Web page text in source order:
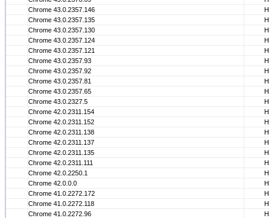
Chrome 43.0.2357.146
Chrome 43.0.2357.135
Chrome 43.0.2357.130
Chrome 43.0.2357.124
Chrome 43.0.2357.121
Chrome 43.0.2357.93
Chrome 43.0.2357.92
Chrome 43.0.2357.81
Chrome 43.0.2357.65
Chrome 43.0.2327.5
Chrome 42.0.2311.154
Chrome 42.0.2311.152
Chrome 42.0.2311.138
Chrome 42.0.2311.137
Chrome 42.0.2311.135
Chrome 42.0.2311.111
Chrome 42.0.2250.1
Chrome 42.0.0.0
Chrome 41.0.2272.172
Chrome 41.0.2272.118
Chrome 41.0.2272.96